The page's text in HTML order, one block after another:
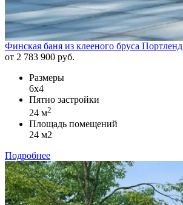
Финская баня из клееного бруса Портленд
от 2 783 900 руб.
Размеры
6х4
Пятно застройки
24 м2
Площадь помещений
24 м2
Подробнее